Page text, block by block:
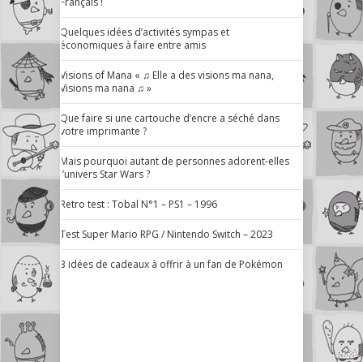
Quelques idées d’activités sympas et
économiques à faire entre amis
Visions of Mana « ♫ Elle a des visions ma nana,
Visions ma nana ♫ »
Que faire si une cartouche d’encre a séché dans
votre imprimante ?
Mais pourquoi autant de personnes adorent-elles
l’univers Star Wars ?
Retro test : Tobal N°1 – PS1 – 1996
Test Super Mario RPG / Nintendo Switch – 2023
3 idées de cadeaux à offrir à un fan de Pokémon